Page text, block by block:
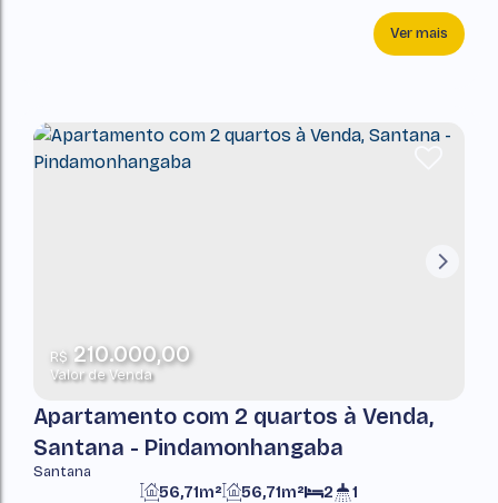
Ver mais
R$210.000,00
Valor de Venda
Apartamento com 2 quartos à Venda,
Santana - Pindamonhangaba
Santana
2 1
56,71m² 56,71m²